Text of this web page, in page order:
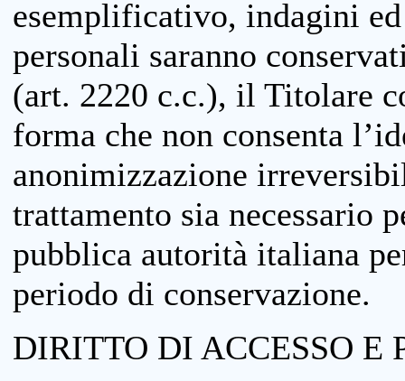
esemplificativo, indagini
personali saranno
(art. 2220 c.c.), il Titolare
forma che non consenta
anonimizzazione
trattamento sia necessario
pubblica autorità italiana
periodo di conservazione.
DIRITTO DI ACCESSO